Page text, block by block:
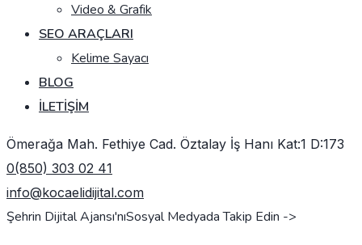
Video & Grafik
SEO ARAÇLARI
Kelime Sayacı
BLOG
İLETIŞIM
Ömerağa Mah. Fethiye Cad. Öztalay İş Hanı Kat:1 D:173
0(850) 303 02 41
info@kocaelidijital.com
Şehrin Dijital Ajansı'nıSosyal Medyada Takip Edin ->